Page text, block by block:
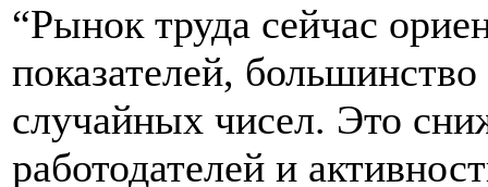
“Рынок труда сейчас
показателей,
случайных чисел. Это
работодателей и